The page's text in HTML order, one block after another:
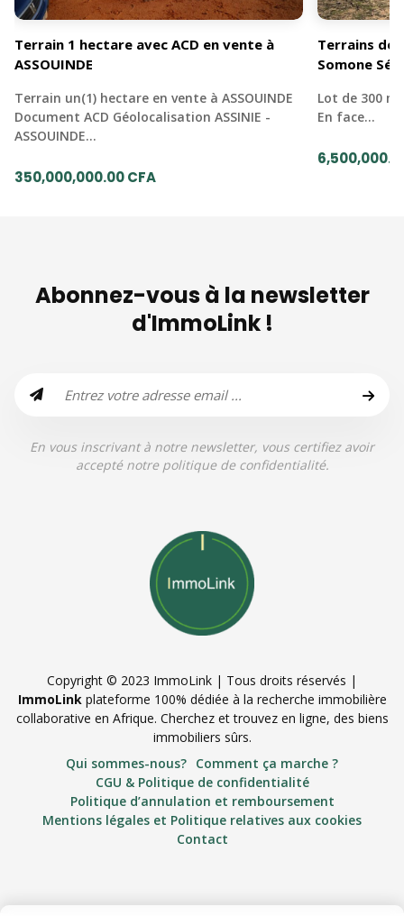
Terrain 1 hectare avec ACD en vente à
ASSOUINDE
Terrain un(1) hectare en vente à ASSOUINDE
Document ACD Géolocalisation ASSINIE -
ASSOUINDE…
350,000,000.00 CFA
Terrains de
Somone
Lot de 300
En face…
Abonnez-vous à la newsletter
d'ImmoLink !
En vous inscrivant à notre newsletter, vous certifiez avoir
accepté notre politique de confidentialité.
Copyright © 2023 ImmoLink | Tous droits réservés |
ImmoLinkplateforme 100% dédiée à la recherche immobilière
collaborative en Afrique. Cherchez et trouvez en ligne, des biens
immobiliers sûrs.
Qui sommes-nous? Comment ça marche ?
CGU & Politique de confidentialité
Politique d’annulation et remboursement
Mentions légales et Politique relatives aux cookies
Contact